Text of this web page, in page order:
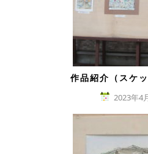
作品紹介（スケ
2023年4